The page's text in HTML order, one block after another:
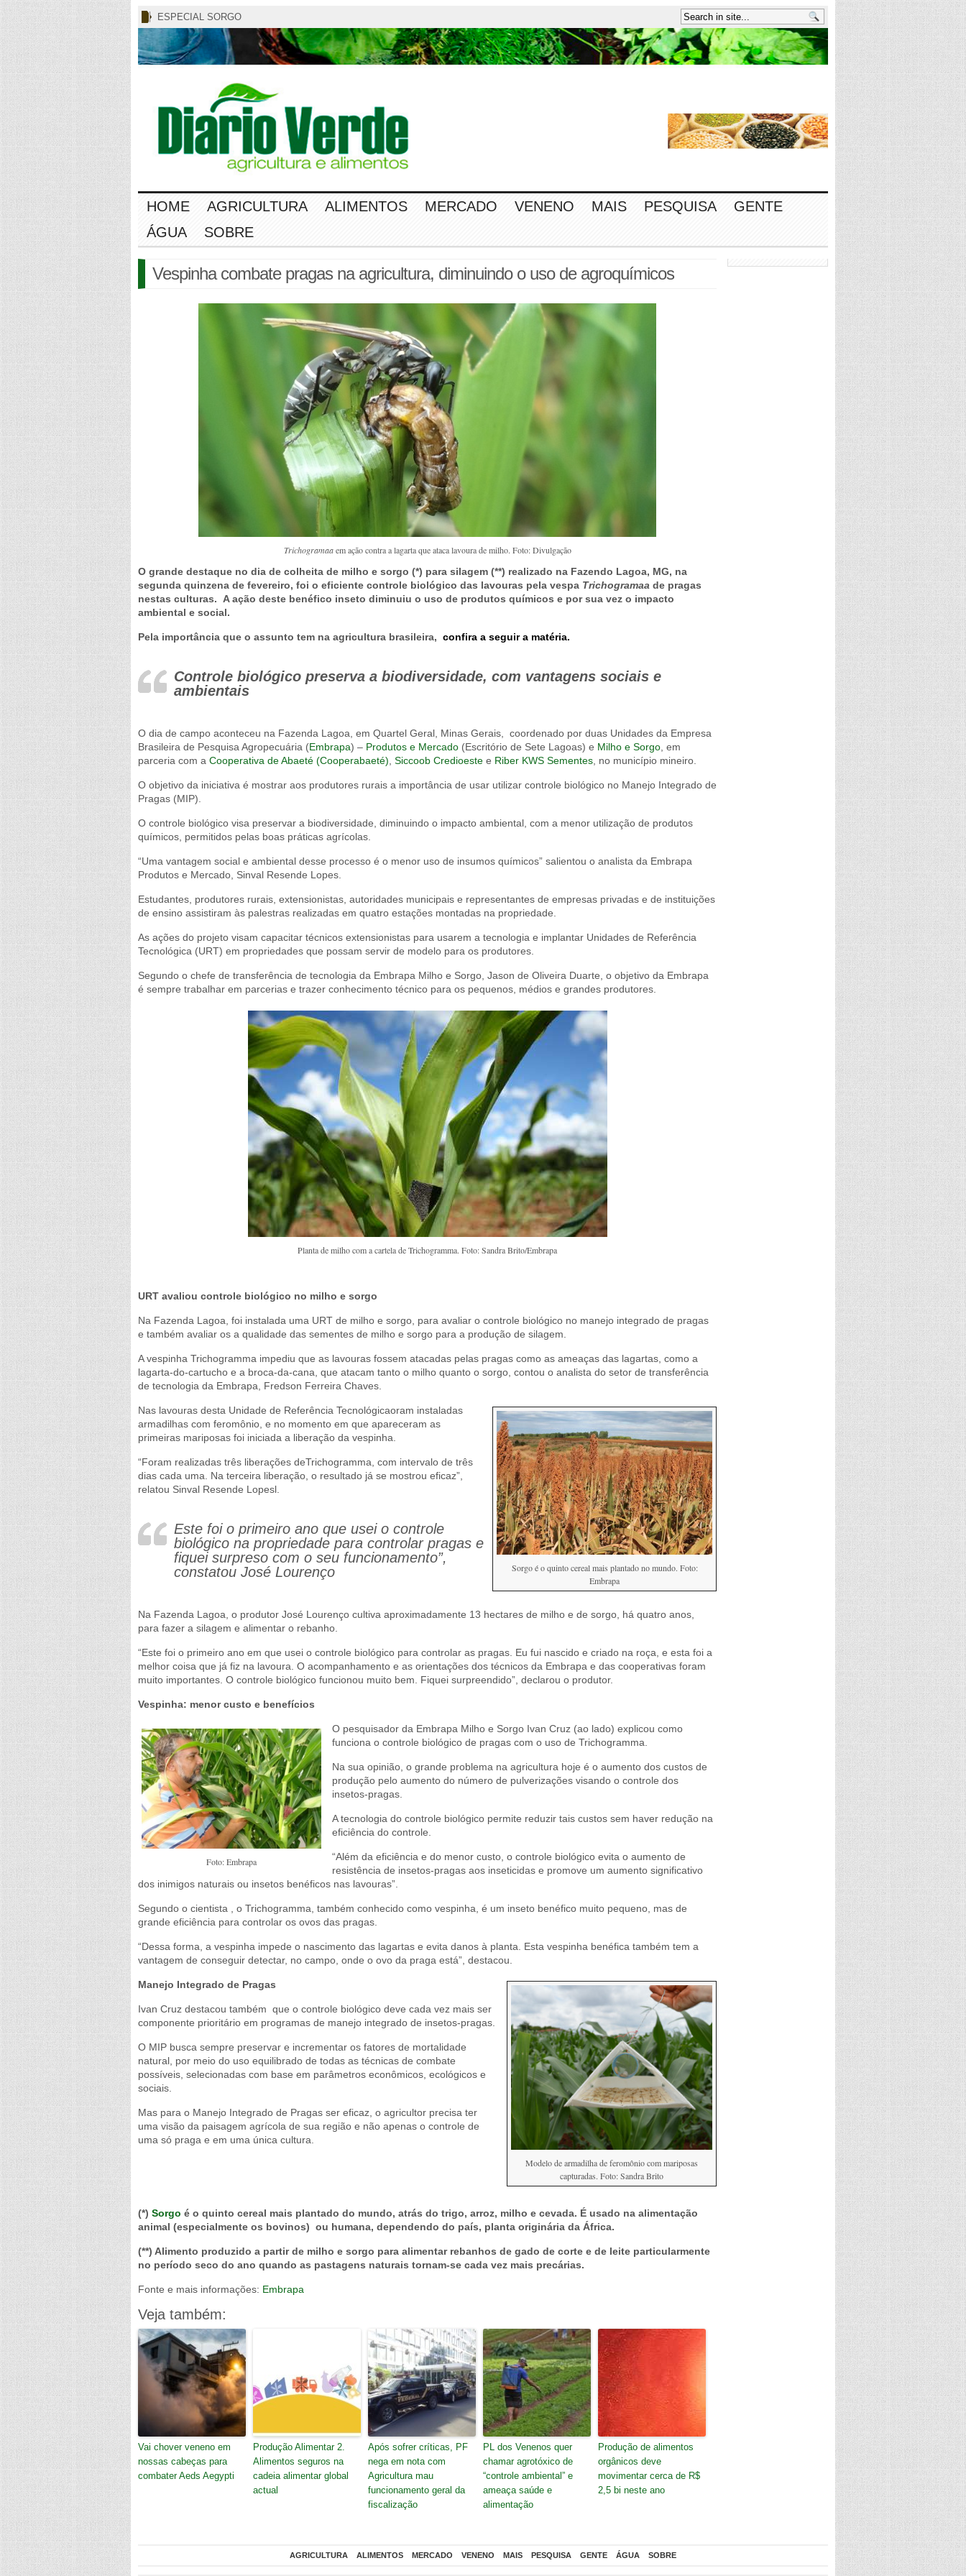
ESPECIAL SORGO
HOME AGRICULTURA ALIMENTOS MERCADO VENENO MAIS PESQUISA
GENTE
ÁGUA
SOBRE
Vespinha combate pragas na agricultura, diminuindo o uso de agroquímicos
Trichogramaaem ação contra a lagarta que ataca lavoura de milho. Foto: Divulgação
O grande destaque no dia de colheita de milho e sorgo (*) para silagem (**) realizado na Fazendo Lagoa, MG, na
segunda quinzena de fevereiro, foi o eficiente controle biológico das lavouras pela vespa Trichogramaa de pragas
nestas culturas. A ação deste benéfico inseto diminuiu o uso de produtos químicos e por sua vez o impacto
ambiental e social.
Pela importância que o assunto tem na agricultura brasileira, confira a seguir a matéria.
Controle biológico preserva a biodiversidade, com vantagens sociais e
ambientais
O dia de campo aconteceu na Fazenda Lagoa, em Quartel Geral, Minas Gerais, coordenado por duas Unidades da Empresa
Brasileira de Pesquisa Agropecuária (Embrapa) – Produtos e Mercado (Escritório de Sete Lagoas) e Milho e Sorgo , em
parceria com a Cooperativa de Abaeté (Cooperabaeté) Siccoob Credioeste e Riber KWS Sementes , no município mineiro.
O objetivo da iniciativa é mostrar aos produtores rurais a importância de usar utilizar controle biológico no Manejo Integrado de
Pragas (MIP).
O controle biológico visa preservar a biodiversidade, diminuindo o impacto ambiental, com a menor utilização de produtos
químicos, permitidos pelas boas práticas agrícolas.
“Uma vantagem social e ambiental desse processo é o menor uso de insumos químicos” salientou o analista da Embrapa
Produtos e Mercado, Sinval Resende Lopes.
Estudantes, produtores rurais, extensionistas, autoridades municipais e representantes de empresas privadas e de instituições
de ensino assistiram às palestras realizadas em quatro estações montadas na propriedade.
As ações do projeto visam capacitar técnicos extensionistas para usarem a tecnologia e implantar Unidades de Referência
Tecnológica (URT) em propriedades que possam servir de modelo para os produtores.
Segundo o chefe de transferência de tecnologia da Embrapa Milho e Sorgo, Jason de Oliveira Duarte, o objetivo da Embrapa
é sempre trabalhar em parcerias e trazer conhecimento técnico para os pequenos, médios e grandes produtores.
Planta de milho com a cartela de Trichogramma. Foto: Sandra Brito/Embrapa
URT avaliou controle biológico no milho e sorgo
Na Fazenda Lagoa, foi instalada uma URT de milho e sorgo, para avaliar o controle biológico no manejo integrado de pragas
e também avaliar os a qualidade das sementes de milho e sorgo para a produção de silagem.
A vespinha Trichogramma impediu que as lavouras fossem atacadas pelas pragas como as ameaças das lagartas, como a
lagarta-do-cartucho e a broca-da-cana, que atacam tanto o milho quanto o sorgo, contou o analista do setor de transferência
de tecnologia da Embrapa, Fredson Ferreira Chaves.
Sorgo é o quinto cereal mais plantado no mundo. Foto:
Embrapa
Nas lavouras desta Unidade de Referência Tecnológicaoram instaladas
armadilhas com feromônio, e no momento em que apareceram as
primeiras mariposas foi iniciada a liberação da vespinha.
“Foram realizadas três liberações deTrichogramma, com intervalo de três
dias cada uma. Na terceira liberação, o resultado já se mostrou eficaz”,
relatou Sinval Resende Lopesl.
Este foi o primeiro ano que usei o controle
biológico na propriedade para controlar pragas e
fiquei surpreso com o seu funcionamento”,
constatou José Lourenço
Na Fazenda Lagoa, o produtor José Lourenço cultiva aproximadamente 13 hectares de milho e de sorgo, há quatro anos,
para fazer a silagem e alimentar o rebanho.
“Este foi o primeiro ano em que usei o controle biológico para controlar as pragas. Eu fui nascido e criado na roça, e esta foi a
melhor coisa que já fiz na lavoura. O acompanhamento e as orientações dos técnicos da Embrapa e das cooperativas foram
muito importantes. O controle biológico funcionou muito bem. Fiquei surpreendido”, declarou o produtor.
Vespinha: menor custo e benefícios
Foto: Embrapa
O pesquisador da Embrapa Milho e Sorgo Ivan Cruz (ao lado) explicou como
funciona o controle biológico de pragas com o uso de Trichogramma.
Na sua opinião, o grande problema na agricultura hoje é o aumento dos custos de
produção pelo aumento do número de pulverizações visando o controle dos
insetos-pragas.
A tecnologia do controle biológico permite reduzir tais custos sem haver redução na
eficiência do controle.
“Além da eficiência e do menor custo, o controle biológico evita o aumento de
resistência de insetos-pragas aos inseticidas e promove um aumento significativo
dos inimigos naturais ou insetos benéficos nas lavouras”.
Segundo o cientista , o Trichogramma, também conhecido como vespinha, é um inseto benéfico muito pequeno, mas de
grande eficiência para controlar os ovos das pragas.
“Dessa forma, a vespinha impede o nascimento das lagartas e evita danos à planta. Esta vespinha benéfica também tem a
vantagem de conseguir detectar, no campo, onde o ovo da praga está”, destacou.
Modelo de armadilha de feromônio com mariposas
capturadas. Foto: Sandra Brito
Manejo Integrado de Pragas
Ivan Cruz destacou também que o controle biológico deve cada vez mais ser
componente prioritário em programas de manejo integrado de insetos-pragas.
O MIP busca sempre preservar e incrementar os fatores de mortalidade
natural, por meio do uso equilibrado de todas as técnicas de combate
possíveis, selecionadas com base em parâmetros econômicos, ecológicos e
sociais.
Mas para o Manejo Integrado de Pragas ser eficaz, o agricultor precisa ter
uma visão da paisagem agrícola de sua região e não apenas o controle de
uma só praga e em uma única cultura.
(*) Sorgo é o quinto cereal mais plantado do mundo, atrás do trigo, arroz, milho e cevada. É usado na alimentação
animal (especialmente os bovinos) ou humana, dependendo do país, planta originária da África.
(**) Alimento produzido a partir de milho e sorgo para alimentar rebanhos de gado de corte e de leite particularmente
no período seco do ano quando as pastagens naturais tornam-se cada vez mais precárias.
Fonte e mais informações: Embrapa
Veja também:
Vai chover veneno em
nossas cabeças para
combater Aeds Aegypti
Produção Alimentar 2.
Alimentos seguros na
cadeia alimentar global
actual
Após sofrer críticas, PF
nega em nota com
Agricultura mau
funcionamento geral da
fiscalização
PL dos Venenos quer
chamar agrotóxico de
“controle ambiental” e
ameaça saúde e
alimentação
Produção de alimentos
orgânicos deve
movimentar cerca de R$
2,5 bi neste ano
AGRICULTURA ALIMENTOS MERCADO VENENO MAIS PESQUISA GENTE ÁGUA SOBRE